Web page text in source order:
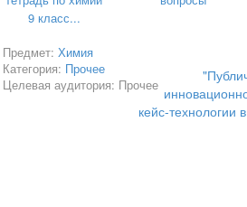
При этом сама проблема не имеет
такой ситуацией необходимо
решения подготовить «кейс»
материалами (статьи,
статистические отчеты и пр.)
Поставив правильно задачу и
9 класс...
Предмет:Химия
Категория: Прочее
Целевая аудитория: Прочее
кейс-технологии